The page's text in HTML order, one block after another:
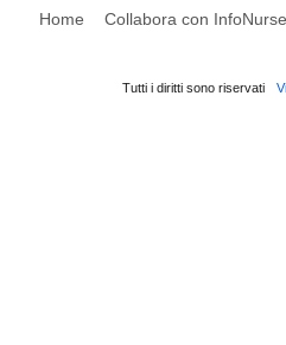
Home Collabora con InfoNurse
Tutti i diritti sono riservati